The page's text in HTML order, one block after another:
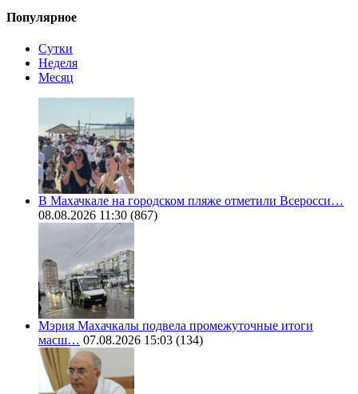
Популярное
Сутки
Неделя
Месяц
В Махачкале на городском пляже отметили Всеросси…
08.08.2026 11:30 (867)
Мэрия Махачкалы подвела промежуточные итоги
масш… 07.08.2026 15:03 (134)